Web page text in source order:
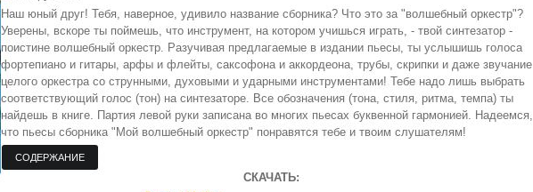
Наш юный друг! Тебя, наверное, удивило название сборника? Что это за "волшебный оркестр"?
Уверены, вскоре ты поймешь, что инструмент, на котором учишься играть, - твой синтезатор -
поистине волшебный оркестр. Разучивая предлагаемые в издании пьесы, ты услышишь голоса
фортепиано и гитары, арфы и флейты, саксофона и аккордеона, трубы, скрипки и даже звучание
целого оркестра со струнными, духовыми и ударными инструментами! Тебе надо лишь выбрать
соответствующий голос (тон) на синтезаторе. Все обозначения (тона, стиля, ритма, темпа) ты
найдешь в книге. Партия левой руки записана во многих пьесах буквенной гармонией. Надеемся,
что пьесы сборника "Мой волшебный оркестр" понравятся тебе и твоим слушателям!
СКАЧАТЬ: